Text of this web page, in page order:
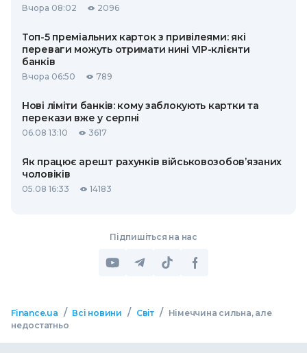
Вчора 08:02 2096
Топ-5 преміальних карток з привілеями: які
переваги можуть отримати нині VIP-клієнти
банків
Вчора 06:50 789
Нові ліміти банків: кому заблокують картки та
перекази вже у серпні
06.08 13:10 3617
Як працює арешт рахунків військовозобов’язаних
чоловіків
05.08 16:33 14183
Підпишіться на нас
Finance.ua / Всі новини / Світ /
Німеччина сильна, але
недостатньо